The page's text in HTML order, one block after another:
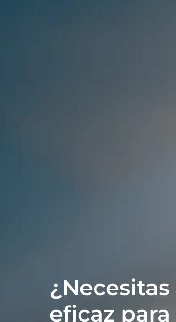
¿Necesitas
eficaz